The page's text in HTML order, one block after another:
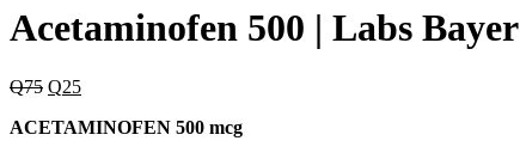
Acetaminofen 500 | Labs Bayer
Q75 El
original
Q25El
actual
ACETAMINOFEN 500 mcg